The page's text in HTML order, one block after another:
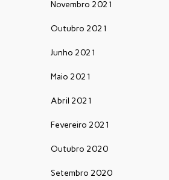
Novembro 2021
Outubro 2021
Junho 2021
Maio 2021
Abril 2021
Fevereiro 2021
Outubro 2020
Setembro 2020